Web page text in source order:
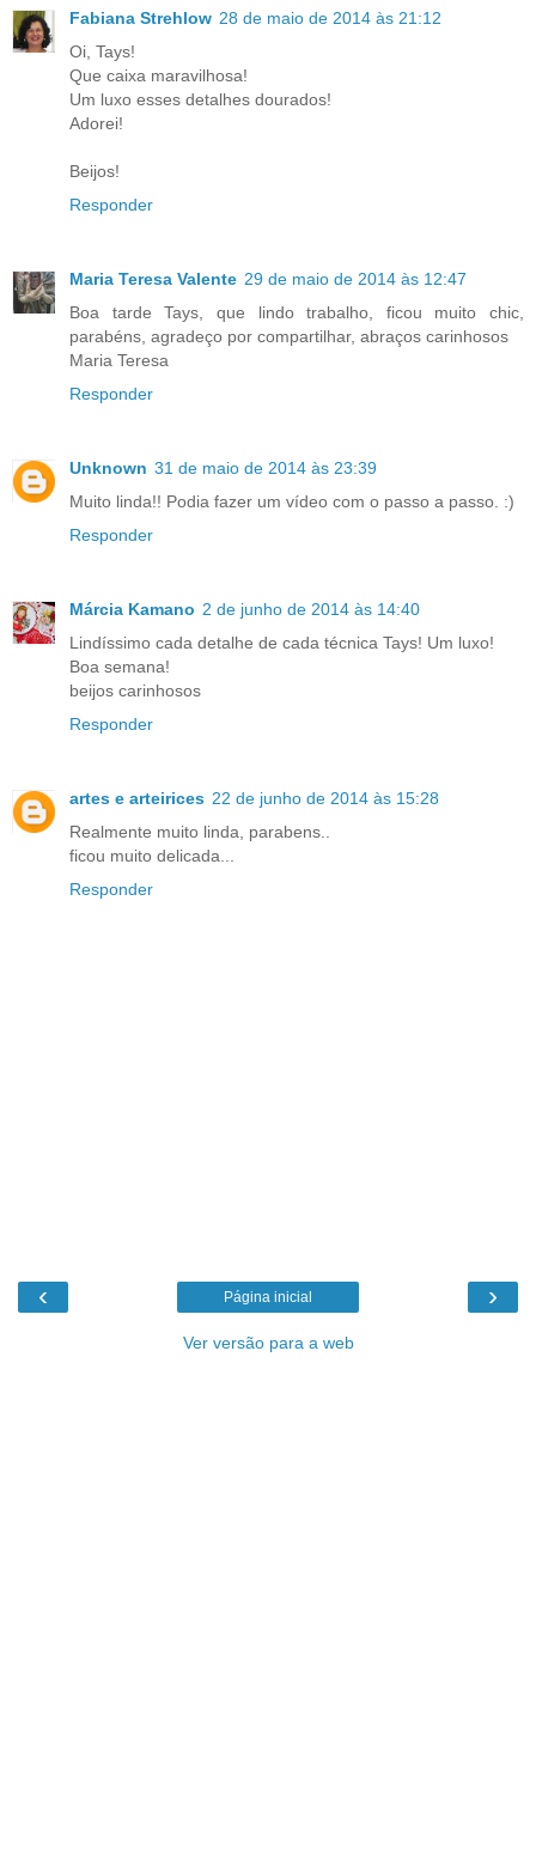
Fabiana Strehlow 28 de maio de 2014 às 21:12
Oi, Tays!
Que caixa maravilhosa!
Um luxo esses detalhes dourados!
Adorei!
Beijos!
Responder
Maria Teresa Valente 29 de maio de 2014 às 12:47
Boa tarde Tays, que lindo trabalho, ficou muito chic,
parabéns, agradeço por compartilhar, abraços carinhosos
Maria Teresa
Responder
Unknown 31 de maio de 2014 às 23:39
Muito linda!! Podia fazer um vídeo com o passo a passo. :)
Responder
Márcia Kamano 2 de junho de 2014 às 14:40
Lindíssimo cada detalhe de cada técnica Tays! Um luxo!
Boa semana!
beijos carinhosos
Responder
artes e arteirices 22 de junho de 2014 às 15:28
Realmente muito linda, parabens..
ficou muito delicada...
Responder
‹ ›
Página inicial
Ver versão para a web